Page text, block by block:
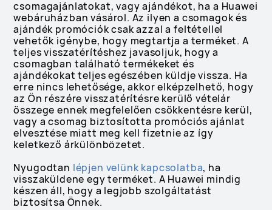
csomagajánlatokat, vagy ajándékot, ha a Huawei
webáruházban vásárol. Az ilyen a csomagok és
ajándék promóciók csak azzal a feltétellel
vehetők igénybe, hogy megtartja a terméket. A
teljes visszatérítéshez javasoljuk, hogy a
csomagban található termékeket és
ajándékokat teljes egészében küldje vissza. Ha
erre nincs lehetősége, akkor elképzelhető, hogy
az Ön részére visszatérítésre kerülő vételár
összege ennek megfelelően csökkentésre kerül,
vagy a csomag biztosította promóciós ajánlat
elvesztése miatt meg kell fizetnie az így
keletkező árkülönbözetet.
Nyugodtan lépjen velünk kapcsolatba, ha
visszaküldene egy terméket. A Huawei mindig
készen áll, hogy a legjobb szolgáltatást
biztosítsa Önnek.